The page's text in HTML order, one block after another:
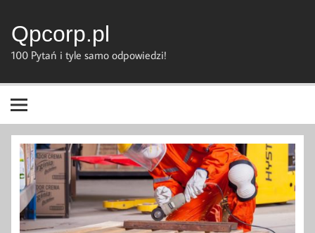
content
Qpcorp.pl
100 Pytań i tyle samo odpowiedzi!